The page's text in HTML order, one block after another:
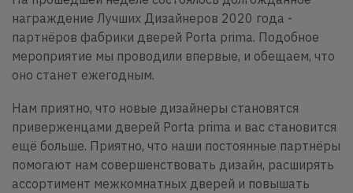
награждение Лучших Дизайнеров 2020 года -
партнёров фабрики дверей Porta prima. Подобное
мероприятие мы проводили впервые, и обещаем, что
оно станет ежегодным.
Нам приятно, что новые дизайнеры становятся
приверженцами дверей Porta prima и вас становится
ещё больше. Приятно, что наши постоянные партнёры
помогают нам совершенствовать дизайн, расширять
ассортимент межкомнатных дверей и повышать